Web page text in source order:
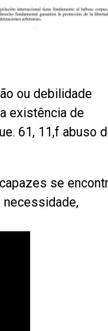
ou debilidade
existência de
61, 11,f abuso
se
necessidade,